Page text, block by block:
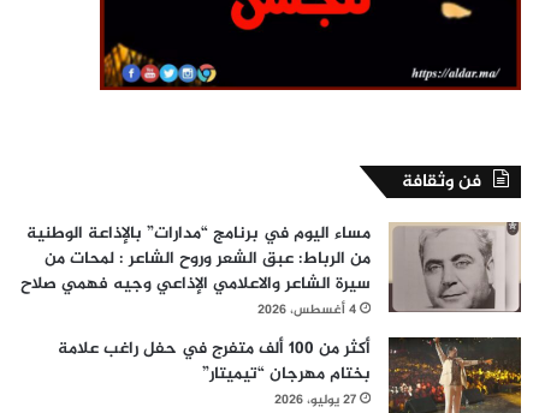
فن وثقافة
مساء اليوم في برنامج “مدارات” بالإذاعة الوطنية
من الرباط: عبق الشعر وروح الشاعر : لمحات من
سيرة الشاعر والاعلامي الإذاعي وجيه فهمي صلاح
4 أغسطس، 2026
أكثر من 100 ألف متفرج في حفل راغب علامة
بختام مهرجان “تيميتار”
27 يوليو، 2026